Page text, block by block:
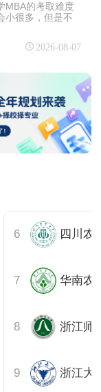
MBA的考取难度
小很多，但是不
2026-08-07